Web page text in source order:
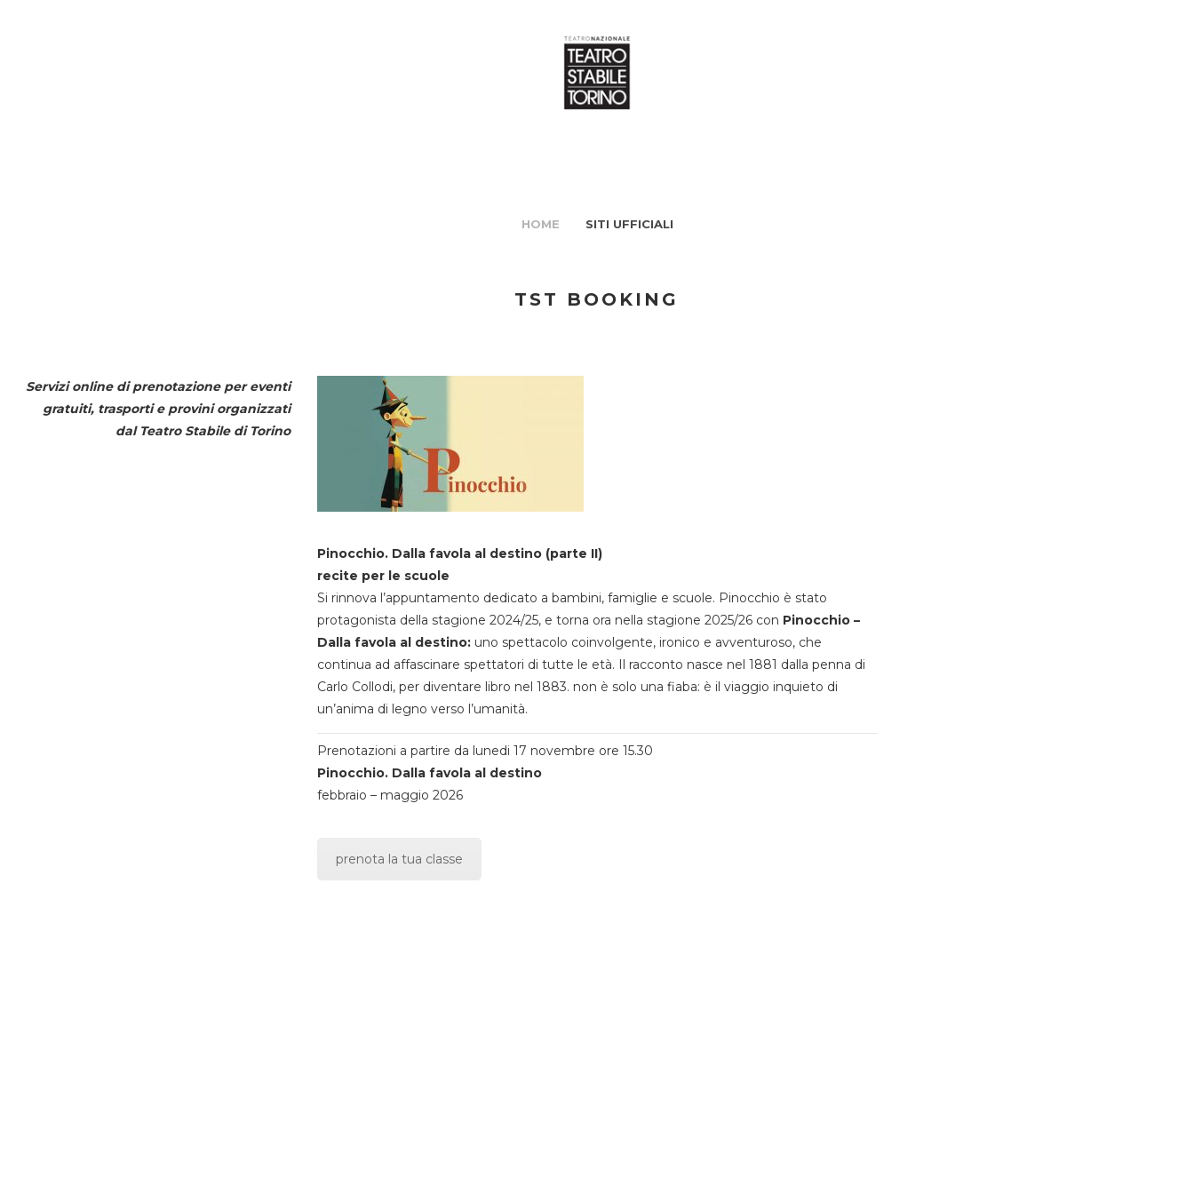
HOME SITI UFFICIALI
TST BOOKING
Servizi online di prenotazione per eventi
gratuiti, trasporti e provini organizzati
dal Teatro Stabile di Torino
Pinocchio. Dalla favola al destino (parte II)
recite per le scuole
Si rinnova l’appuntamento dedicato a bambini, famiglie e scuole. Pinocchio è stato
protagonista della stagione 2024/25, e torna ora nella stagione 2025/26 con Pinocchio –
Dalla favola al destino:uno spettacolo coinvolgente, ironico e avventuroso, che
continua ad affascinare spettatori di tutte le età. Il racconto nasce nel 1881 dalla penna di
Carlo Collodi, per diventare libro nel 1883. non è solo una fiaba: è il viaggio inquieto di
un’anima di legno verso l’umanità.
Prenotazioni a partire da lunedi 17 novembre ore 15.30
Pinocchio. Dalla favola al destino
febbraio – maggio 2026
prenota la tua classe